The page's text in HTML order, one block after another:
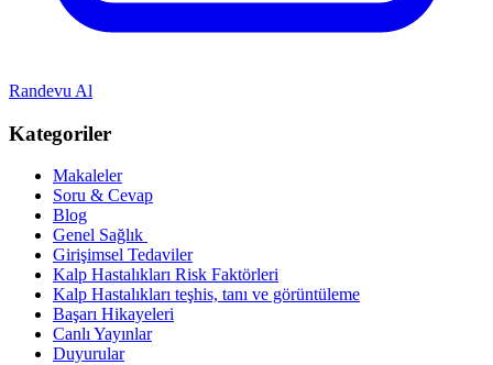
Randevu Al
Kategoriler
Makaleler
Soru & Cevap
Blog
Genel Sağlık
Girişimsel Tedaviler
Kalp Hastalıkları Risk Faktörleri
Kalp Hastalıkları teşhis, tanı ve görüntüleme
Başarı Hikayeleri
Canlı Yayınlar
Duyurular